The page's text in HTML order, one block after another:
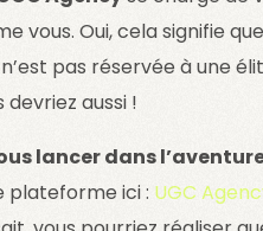
vous. Oui, cela signifie
pas réservée à une
aussi !
lancer dans
plateforme ici : UGC